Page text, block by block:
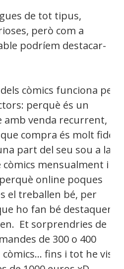
de tot tipus,
però com a
podríem destacar-
còmics funciona per
perquè és un
amb venda recurrent,
compra és molt fidel
part del seu sou a la
còmics mensualment i
online poques
el treballen bé, per
ho fan bé destaquen
Et sorprendries de
de 300 o 400
fins i tot he vist